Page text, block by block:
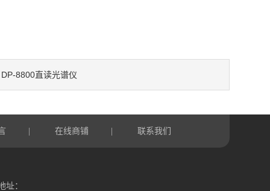
DP-8800直读光谱仪
在线商铺 联系我们
址：